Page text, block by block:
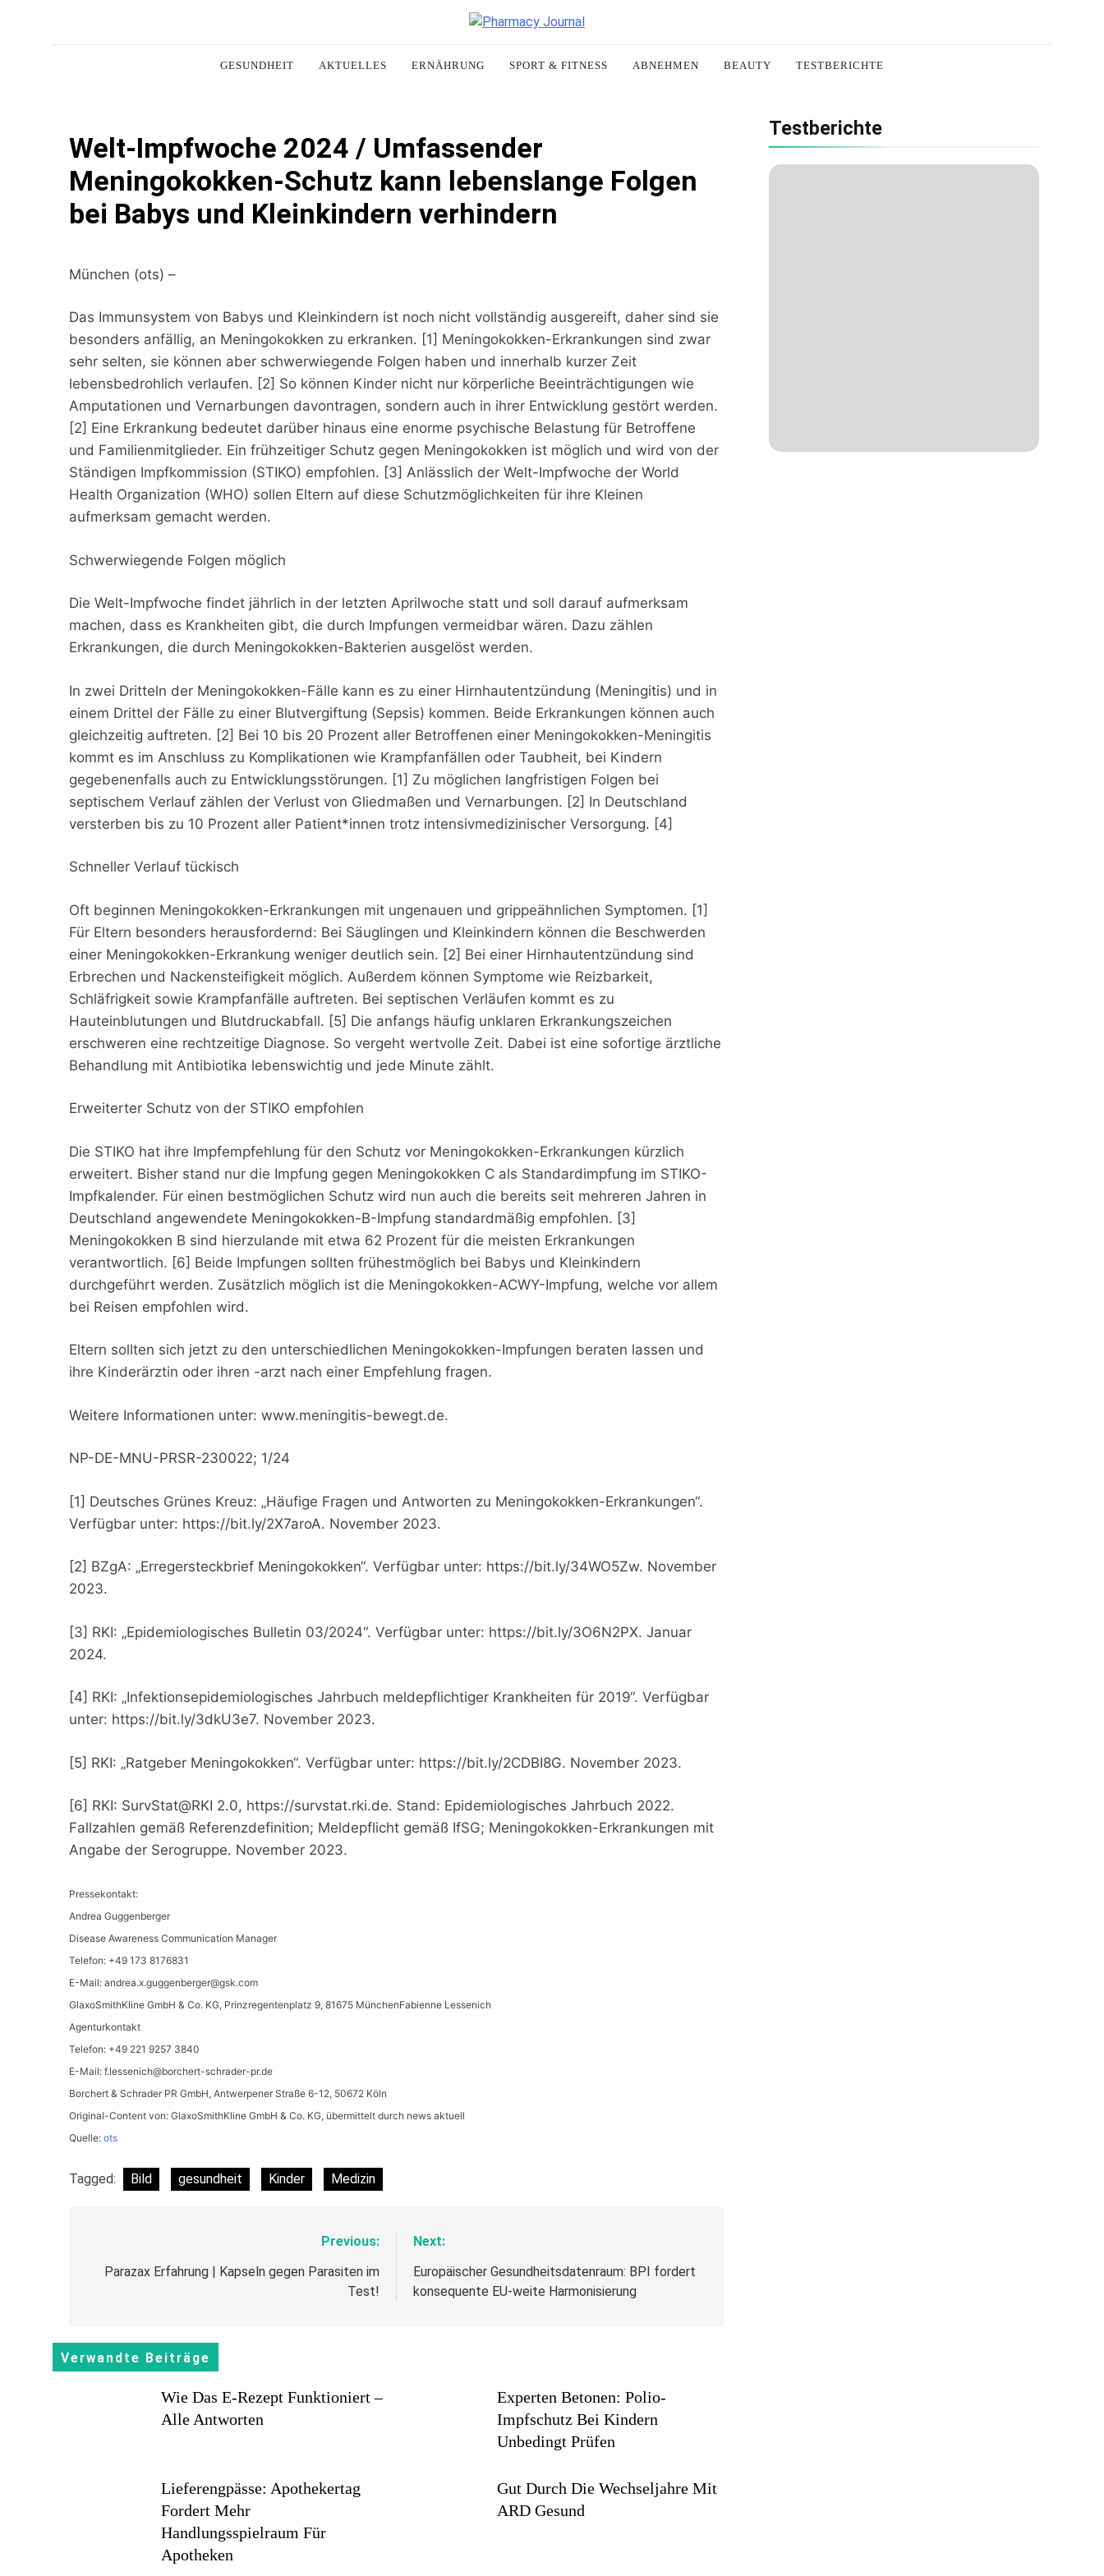
Pharmacy Journal
GESUNDHEIT AKTUELLES ERNÄHRUNG SPORT & FITNESS ABNEHMEN BEAUTY TESTBERICHTE
Welt-Impfwoche 2024 / Umfassender
Meningokokken-Schutz kann lebenslange Folgen
bei Babys und Kleinkindern verhindern
München (ots) –
Das Immunsystem von Babys und Kleinkindern ist noch nicht vollständig ausgereift, daher sind sie
besonders anfällig, an Meningokokken zu erkranken. [1] Meningokokken-Erkrankungen sind zwar
sehr selten, sie können aber schwerwiegende Folgen haben und innerhalb kurzer Zeit
lebensbedrohlich verlaufen. [2] So können Kinder nicht nur körperliche Beeinträchtigungen wie
Amputationen und Vernarbungen davontragen, sondern auch in ihrer Entwicklung gestört werden.
[2] Eine Erkrankung bedeutet darüber hinaus eine enorme psychische Belastung für Betroffene
und Familienmitglieder. Ein frühzeitiger Schutz gegen Meningokokken ist möglich und wird von der
Ständigen Impfkommission (STIKO) empfohlen. [3] Anlässlich der Welt-Impfwoche der World
Health Organization (WHO) sollen Eltern auf diese Schutzmöglichkeiten für ihre Kleinen
aufmerksam gemacht werden.
Schwerwiegende Folgen möglich
Die Welt-Impfwoche findet jährlich in der letzten Aprilwoche statt und soll darauf aufmerksam
machen, dass es Krankheiten gibt, die durch Impfungen vermeidbar wären. Dazu zählen
Erkrankungen, die durch Meningokokken-Bakterien ausgelöst werden.
In zwei Dritteln der Meningokokken-Fälle kann es zu einer Hirnhautentzündung (Meningitis) und in
einem Drittel der Fälle zu einer Blutvergiftung (Sepsis) kommen. Beide Erkrankungen können auch
gleichzeitig auftreten. [2] Bei 10 bis 20 Prozent aller Betroffenen einer Meningokokken-Meningitis
kommt es im Anschluss zu Komplikationen wie Krampfanfällen oder Taubheit, bei Kindern
gegebenenfalls auch zu Entwicklungsstörungen. [1] Zu möglichen langfristigen Folgen bei
septischem Verlauf zählen der Verlust von Gliedmaßen und Vernarbungen. [2] In Deutschland
versterben bis zu 10 Prozent aller Patient*innen trotz intensivmedizinischer Versorgung. [4]
Schneller Verlauf tückisch
Oft beginnen Meningokokken-Erkrankungen mit ungenauen und grippeähnlichen Symptomen. [1]
Für Eltern besonders herausfordernd: Bei Säuglingen und Kleinkindern können die Beschwerden
einer Meningokokken-Erkrankung weniger deutlich sein. [2] Bei einer Hirnhautentzündung sind
Erbrechen und Nackensteifigkeit möglich. Außerdem können Symptome wie Reizbarkeit,
Schläfrigkeit sowie Krampfanfälle auftreten. Bei septischen Verläufen kommt es zu
Hauteinblutungen und Blutdruckabfall. [5] Die anfangs häufig unklaren Erkrankungszeichen
erschweren eine rechtzeitige Diagnose. So vergeht wertvolle Zeit. Dabei ist eine sofortige ärztliche
Behandlung mit Antibiotika lebenswichtig und jede Minute zählt.
Erweiterter Schutz von der STIKO empfohlen
Die STIKO hat ihre Impfempfehlung für den Schutz vor Meningokokken-Erkrankungen kürzlich
erweitert. Bisher stand nur die Impfung gegen Meningokokken C als Standardimpfung im STIKO-
Impfkalender. Für einen bestmöglichen Schutz wird nun auch die bereits seit mehreren Jahren in
Deutschland angewendete Meningokokken-B-Impfung standardmäßig empfohlen. [3]
Meningokokken B sind hierzulande mit etwa 62 Prozent für die meisten Erkrankungen
verantwortlich. [6] Beide Impfungen sollten frühestmöglich bei Babys und Kleinkindern
durchgeführt werden. Zusätzlich möglich ist die Meningokokken-ACWY-Impfung, welche vor allem
bei Reisen empfohlen wird.
Eltern sollten sich jetzt zu den unterschiedlichen Meningokokken-Impfungen beraten lassen und
ihre Kinderärztin oder ihren -arzt nach einer Empfehlung fragen.
Weitere Informationen unter: www.meningitis-bewegt.de.
NP-DE-MNU-PRSR-230022; 1/24
[1] Deutsches Grünes Kreuz: „Häufige Fragen und Antworten zu Meningokokken-Erkrankungen“.
Verfügbar unter: https://bit.ly/2X7aroA. November 2023.
[2] BZgA: „Erregersteckbrief Meningokokken“. Verfügbar unter: https://bit.ly/34WO5Zw. November
2023.
[3] RKI: „Epidemiologisches Bulletin 03/2024“. Verfügbar unter: https://bit.ly/3O6N2PX. Januar
2024.
[4] RKI: „Infektionsepidemiologisches Jahrbuch meldepflichtiger Krankheiten für 2019“. Verfügbar
unter: https://bit.ly/3dkU3e7. November 2023.
[5] RKI: „Ratgeber Meningokokken“. Verfügbar unter: https://bit.ly/2CDBI8G. November 2023.
[6] RKI: SurvStat@RKI 2.0, https://survstat.rki.de. Stand: Epidemiologisches Jahrbuch 2022.
Fallzahlen gemäß Referenzdefinition; Meldepflicht gemäß IfSG; Meningokokken-Erkrankungen mit
Angabe der Serogruppe. November 2023.
Pressekontakt:
Andrea Guggenberger
Disease Awareness Communication Manager
Telefon: +49 173 8176831
E-Mail: andrea.x.guggenberger@gsk.com
GlaxoSmithKline GmbH & Co. KG, Prinzregentenplatz 9, 81675 MünchenFabienne Lessenich
Agenturkontakt
Telefon: +49 221 9257 3840
E-Mail: f.lessenich@borchert-schrader-pr.de
Borchert & Schrader PR GmbH, Antwerpener Straße 6-12, 50672 Köln
Original-Content von: GlaxoSmithKline GmbH & Co. KG, übermittelt durch news aktuell
Quelle: ots
Tagged: Bild gesundheit Kinder Medizin
Previous:
Parazax Erfahrung | Kapseln gegen Parasiten im
Test!
Next:
Europäischer Gesundheitsdatenraum: BPI fordert
konsequente EU-weite Harmonisierung
Verwandte Beiträge
Wie Das E-Rezept Funktioniert –
Alle Antworten
Experten Betonen: Polio-
Impfschutz Bei Kindern
Unbedingt Prüfen
Lieferengpässe: Apothekertag
Fordert Mehr
Handlungsspielraum Für
Apotheken
Gut Durch Die Wechseljahre Mit
ARD Gesund
Testberichte